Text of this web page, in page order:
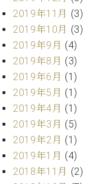
C.
ベ
ヒ
シ
ュ
タ
イ
ン
ア
カ
デ
ミ
シ
ル
ジ
ュ
ア
ク
セン
トラ
ム東
京の
ご案
2019年11月 (3)
2019年10月 (3)
2019年9月 (4)
2019年8月 (3)
2019年6月 (1)
2019年5月 (1)
2019年4月 (1)
2019年3月 (5)
2019年2月 (1)
2019年1月 (4)
2018年11月 (2)